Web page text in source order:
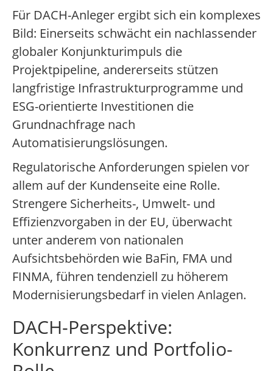
Für DACH-Anleger ergibt sich ein komplexes
Bild: Einerseits schwächt ein nachlassender
globaler Konjunkturimpuls die
Projektpipeline, andererseits stützen
langfristige Infrastrukturprogramme und
ESG-orientierte Investitionen die
Grundnachfrage nach
Automatisierungslösungen.
Regulatorische Anforderungen spielen vor
allem auf der Kundenseite eine Rolle.
Strengere Sicherheits-, Umwelt- und
Effizienzvorgaben in der EU, überwacht
unter anderem von nationalen
Aufsichtsbehörden wie BaFin, FMA und
FINMA, führen tendenziell zu höherem
Modernisierungsbedarf in vielen Anlagen.
DACH-Perspektive:
Konkurrenz und Portfolio-